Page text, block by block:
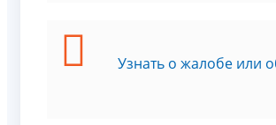
Узнать о жалобе или